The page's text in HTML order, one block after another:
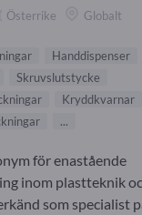
Österrike Globalt
Handdispenser
Skruvslutstycke
Kryddkvarnar
...
för enastående
inom plastteknik
som specialist